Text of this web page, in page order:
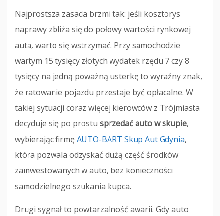
Najprostsza zasada brzmi tak: jeśli kosztorys
naprawy zbliża się do połowy wartości rynkowej
auta, warto się wstrzymać. Przy samochodzie
wartym 15 tysięcy złotych wydatek rzędu 7 czy 8
tysięcy na jedną poważną usterkę to wyraźny znak,
że ratowanie pojazdu przestaje być opłacalne. W
takiej sytuacji coraz więcej kierowców z Trójmiasta
decyduje się po prostu sprzedać auto w skupie,
wybierając firmęAUTO-BART Skup Aut Gdynia,
która pozwala odzyskać dużą część środków
zainwestowanych w auto, bez konieczności
samodzielnego szukania kupca.
Drugi sygnał to powtarzalność awarii. Gdy auto